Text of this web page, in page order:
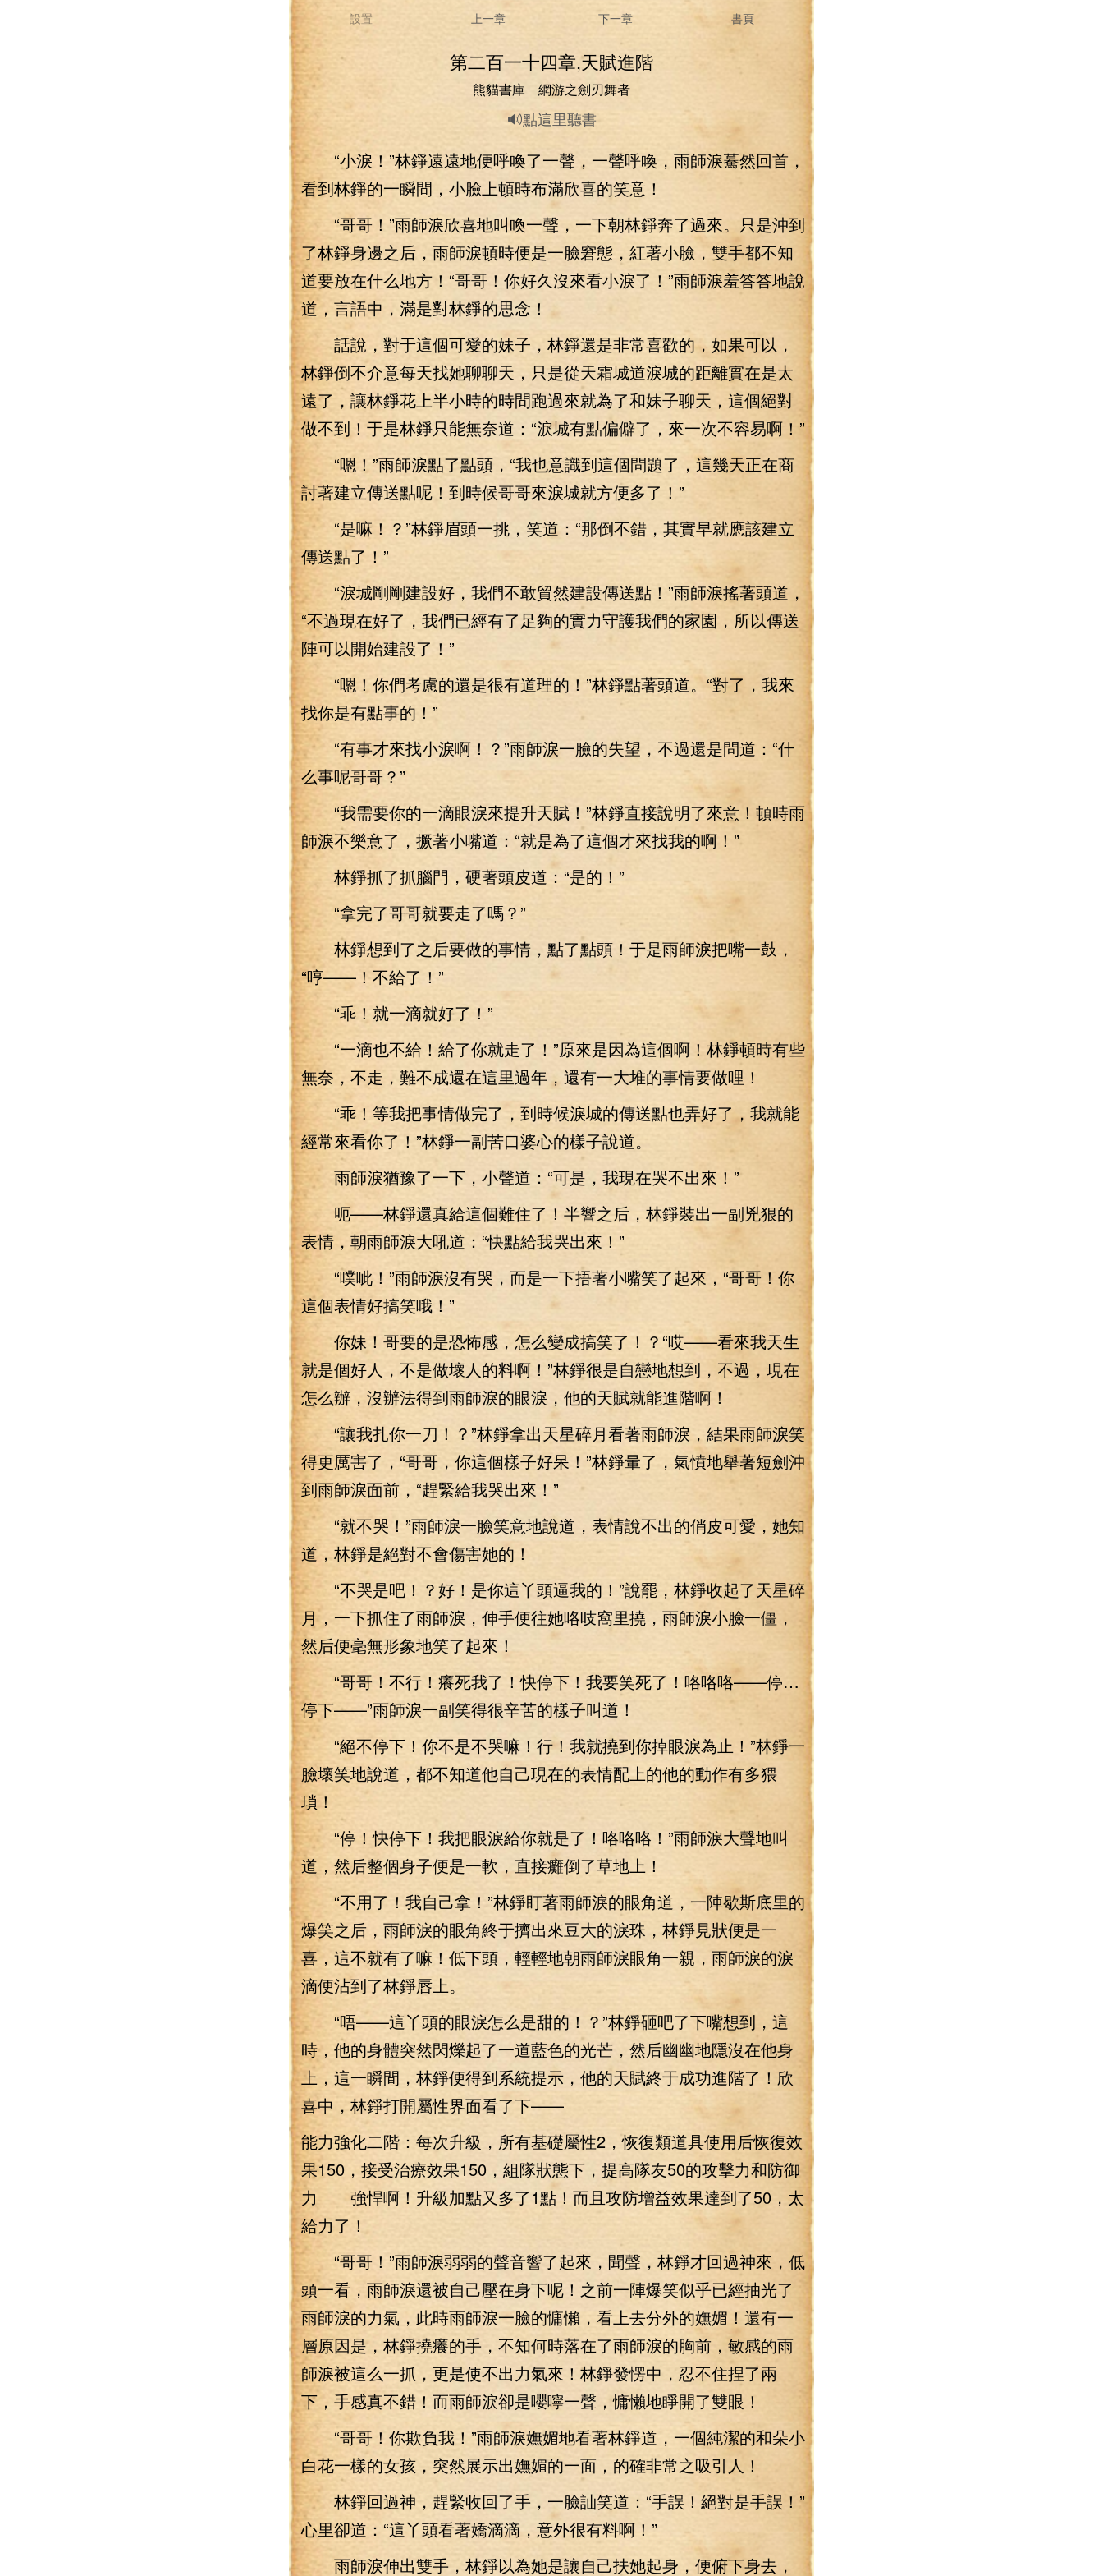
設置 上一章 下一章 書頁
第二百一十四章,天賦進階
熊貓書庫 網游之劍刃舞者
🔊點這里聽書
“小淚！”林錚遠遠地便呼喚了一聲，一聲呼喚，雨師淚驀然回首，
看到林錚的一瞬間，小臉上頓時布滿欣喜的笑意！
“哥哥！”雨師淚欣喜地叫喚一聲，一下朝林錚奔了過來。只是沖到
了林錚身邊之后，雨師淚頓時便是一臉窘態，紅著小臉，雙手都不知
道要放在什么地方！“哥哥！你好久沒來看小淚了！”雨師淚羞答答地說
道，言語中，滿是對林錚的思念！
話說，對于這個可愛的妹子，林錚還是非常喜歡的，如果可以，
林錚倒不介意每天找她聊聊天，只是從天霜城道淚城的距離實在是太
遠了，讓林錚花上半小時的時間跑過來就為了和妹子聊天，這個絕對
做不到！于是林錚只能無奈道：“淚城有點偏僻了，來一次不容易啊！”
“嗯！”雨師淚點了點頭，“我也意識到這個問題了，這幾天正在商
討著建立傳送點呢！到時候哥哥來淚城就方便多了！”
“是嘛！？”林錚眉頭一挑，笑道：“那倒不錯，其實早就應該建立
傳送點了！”
“淚城剛剛建設好，我們不敢貿然建設傳送點！”雨師淚搖著頭道，
“不過現在好了，我們已經有了足夠的實力守護我們的家園，所以傳送
陣可以開始建設了！”
“嗯！你們考慮的還是很有道理的！”林錚點著頭道。“對了，我來
找你是有點事的！”
“有事才來找小淚啊！？”雨師淚一臉的失望，不過還是問道：“什
么事呢哥哥？”
“我需要你的一滴眼淚來提升天賦！”林錚直接說明了來意！頓時雨
師淚不樂意了，撅著小嘴道：“就是為了這個才來找我的啊！”
林錚抓了抓腦門，硬著頭皮道：“是的！”
“拿完了哥哥就要走了嗎？”
林錚想到了之后要做的事情，點了點頭！于是雨師淚把嘴一鼓，
“哼——！不給了！”
“乖！就一滴就好了！”
“一滴也不給！給了你就走了！”原來是因為這個啊！林錚頓時有些
無奈，不走，難不成還在這里過年，還有一大堆的事情要做哩！
“乖！等我把事情做完了，到時候淚城的傳送點也弄好了，我就能
經常來看你了！”林錚一副苦口婆心的樣子說道。
雨師淚猶豫了一下，小聲道：“可是，我現在哭不出來！”
呃——林錚還真給這個難住了！半響之后，林錚裝出一副兇狠的
表情，朝雨師淚大吼道：“快點給我哭出來！”
“噗呲！”雨師淚沒有哭，而是一下捂著小嘴笑了起來，“哥哥！你
這個表情好搞笑哦！”
你妹！哥要的是恐怖感，怎么變成搞笑了！？“哎——看來我天生
就是個好人，不是做壞人的料啊！”林錚很是自戀地想到，不過，現在
怎么辦，沒辦法得到雨師淚的眼淚，他的天賦就能進階啊！
“讓我扎你一刀！？”林錚拿出天星碎月看著雨師淚，結果雨師淚笑
得更厲害了，“哥哥，你這個樣子好呆！”林錚暈了，氣憤地舉著短劍沖
到雨師淚面前，“趕緊給我哭出來！”
“就不哭！”雨師淚一臉笑意地說道，表情說不出的俏皮可愛，她知
道，林錚是絕對不會傷害她的！
“不哭是吧！？好！是你這丫頭逼我的！”說罷，林錚收起了天星碎
月，一下抓住了雨師淚，伸手便往她咯吱窩里撓，雨師淚小臉一僵，
然后便毫無形象地笑了起來！
“哥哥！不行！癢死我了！快停下！我要笑死了！咯咯咯——停…
停下——”雨師淚一副笑得很辛苦的樣子叫道！
“絕不停下！你不是不哭嘛！行！我就撓到你掉眼淚為止！”林錚一
臉壞笑地說道，都不知道他自己現在的表情配上的他的動作有多猥
瑣！
“停！快停下！我把眼淚給你就是了！咯咯咯！”雨師淚大聲地叫
道，然后整個身子便是一軟，直接癱倒了草地上！
“不用了！我自己拿！”林錚盯著雨師淚的眼角道，一陣歇斯底里的
爆笑之后，雨師淚的眼角終于擠出來豆大的淚珠，林錚見狀便是一
喜，這不就有了嘛！低下頭，輕輕地朝雨師淚眼角一親，雨師淚的淚
滴便沾到了林錚唇上。
“唔——這丫頭的眼淚怎么是甜的！？”林錚砸吧了下嘴想到，這
時，他的身體突然閃爍起了一道藍色的光芒，然后幽幽地隱沒在他身
上，這一瞬間，林錚便得到系統提示，他的天賦終于成功進階了！欣
喜中，林錚打開屬性界面看了下——
能力強化二階：每次升級，所有基礎屬性2，恢復類道具使用后恢復效
果150，接受治療效果150，組隊狀態下，提高隊友50的攻擊力和防御
力 強悍啊！升級加點又多了1點！而且攻防增益效果達到了50，太
給力了！
“哥哥！”雨師淚弱弱的聲音響了起來，聞聲，林錚才回過神來，低
頭一看，雨師淚還被自己壓在身下呢！之前一陣爆笑似乎已經抽光了
雨師淚的力氣，此時雨師淚一臉的慵懶，看上去分外的嫵媚！還有一
層原因是，林錚撓癢的手，不知何時落在了雨師淚的胸前，敏感的雨
師淚被這么一抓，更是使不出力氣來！林錚發愣中，忍不住捏了兩
下，手感真不錯！而雨師淚卻是嚶嚀一聲，慵懶地睜開了雙眼！
“哥哥！你欺負我！”雨師淚嫵媚地看著林錚道，一個純潔的和朵小
白花一樣的女孩，突然展示出嫵媚的一面，的確非常之吸引人！
林錚回過神，趕緊收回了手，一臉訕笑道：“手誤！絕對是手誤！”
心里卻道：“這丫頭看著嬌滴滴，意外很有料啊！”
雨師淚伸出雙手，林錚以為她是讓自己扶她起身，便俯下身去，